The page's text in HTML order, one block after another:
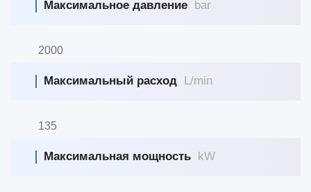
Максимальное давление bar
2000
Максимальный расход L/min
135
Максимальная мощность kW